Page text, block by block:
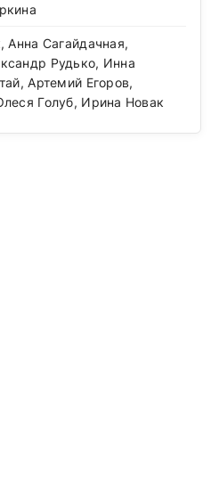
Анна Сагайдачная,
Рудько, Инна
Артемий Егоров,
Голуб, Ирина Новак